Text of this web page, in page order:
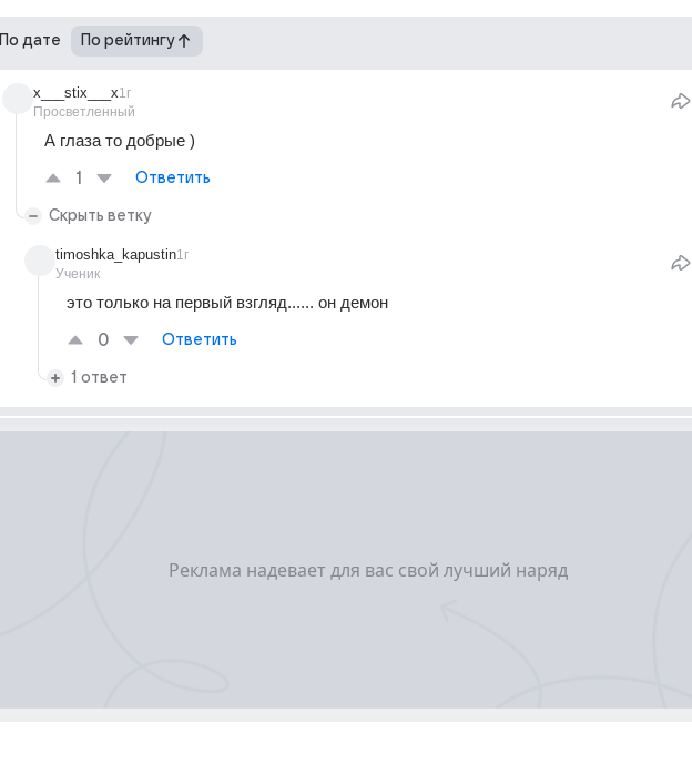
По дате По рейтингу
x___stix___x
Просветленный
1г
А глаза то добрые )
1 Ответить
Скрыть ветку
timoshka_kapustin
Ученик
1г
это только на первый взгляд...... он демон
0 Ответить
1 ответ